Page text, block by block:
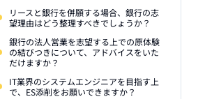
リースと銀行を併願する場合、銀行の志
望理由はどう整理すべきでしょうか？
銀行の法人営業を志望する上での原体験
の結びつきについて、アドバイスをいた
だけますか？
IT業界のシステムエンジニアを目指す上
で、ES添削をお願いできますか？